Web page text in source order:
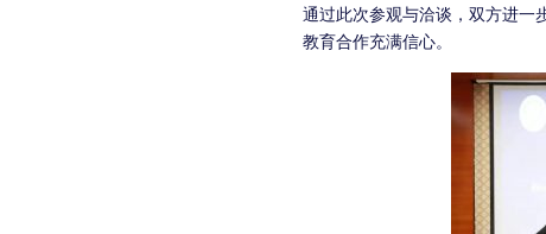
通过此次参观与洽谈，双方进一
教育合作充满信心。